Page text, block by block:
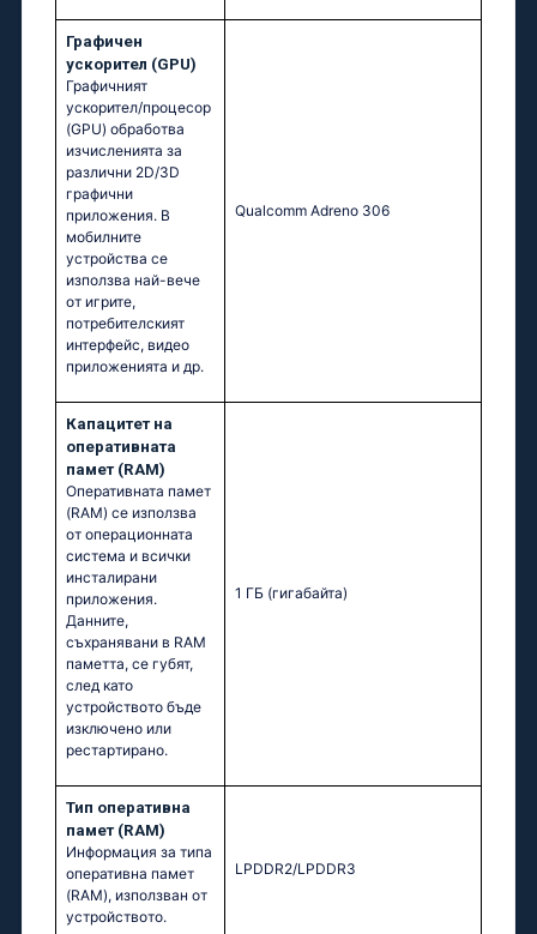
Графичен
ускорител (GPU)
Графичният
ускорител/процесор
(GPU) обработва
изчисленията за
различни 2D/3D
графични
приложения. В
мобилните
устройства се
използва най-вече
от игрите,
потребителският
интерфейс, видео
приложенията и др.
Qualcomm Adreno 306
Капацитет на
оперативната
памет (RAM)
Оперативната памет
(RAM) се използва
от операционната
система и всички
инсталирани
приложения.
Данните,
съхранявани в RAM
паметта, се губят,
след като
устройството бъде
изключено или
рестартирано.
1 ГБ (гигабайта)
Тип оперативна
памет (RAM)
Информация за типа
оперативна памет
(RAM), използван от
устройството.
LPDDR2/LPDDR3